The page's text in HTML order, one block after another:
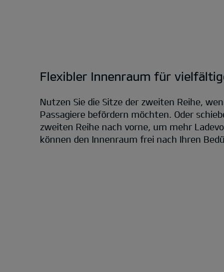
Flexibler Innenraum für
Nutzen Sie die Sitze der zweiten Reihe,
Passagiere befördern möchten. Oder
zweiten Reihe nach vorne, um mehr
können den Innenraum frei nach Ihren